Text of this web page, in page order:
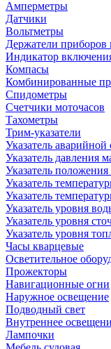
Амперметры
Датчики
Вольтметры
Держатели приборов
Индикатор
Компасы
Комбинированные
Спидометры
Счетчики моточасов
Тахометры
Трим-указатели
Указатель аварийной
Указатель давления
Указатель
Указатель
Указатель
Указатель уровня
Указатель уровня
Указатель уровня
Часы кварцевые
Осветительное
Прожекторы
Навигационные огни
Наружное освещение
Подводный свет
Внутреннее
Лампочки